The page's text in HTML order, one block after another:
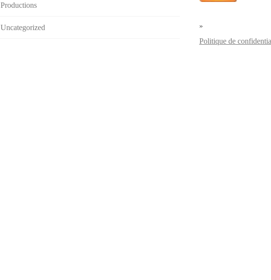
Productions
Uncategorized »
Politique de